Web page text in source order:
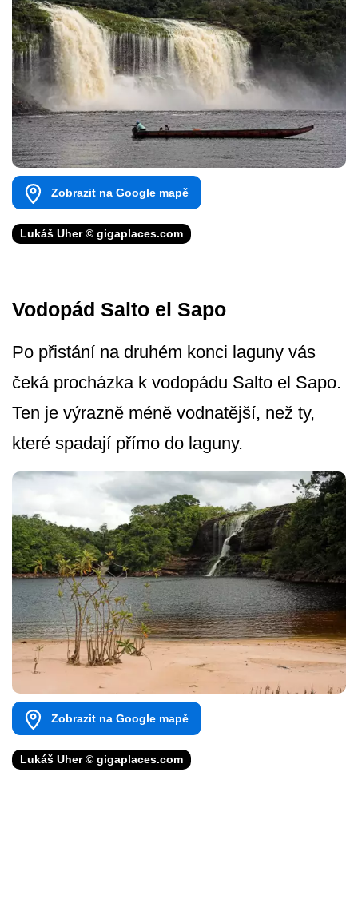
Zobrazit na Google mapě
Lukáš Uher © gigaplaces.com
Vodopád Salto el Sapo
Po přistání na druhém konci laguny vás
čeká procházka k vodopádu Salto el Sapo.
Ten je výrazně méně vodnatější, než ty,
které spadají přímo do laguny.
Zobrazit na Google mapě
Lukáš Uher © gigaplaces.com